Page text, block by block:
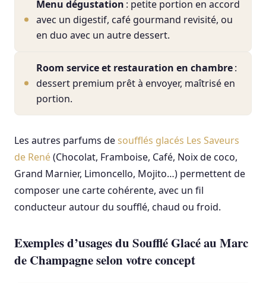
Menu dégustation : petite portion en accord
avec un digestif, café gourmand revisité, ou
en duo avec un autre dessert.
Room service et restauration en chambre:
dessert premium prêt à envoyer, maîtrisé en
portion.
Les autres parfums desoufflés glacés Les Saveurs
de René(Chocolat, Framboise, Café, Noix de coco,
Grand Marnier, Limoncello, Mojito…) permettent de
composer une carte cohérente, avec un fil
conducteur autour du soufflé, chaud ou froid.
Exemples d’usages du Soufflé Glacé au Marc
de Champagne selon votre concept